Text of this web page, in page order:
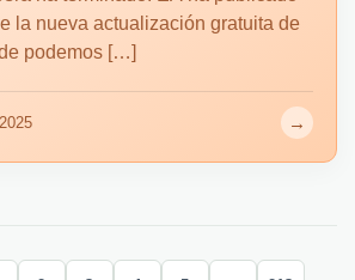
la nueva actualización gratuita de
podemos […]
→